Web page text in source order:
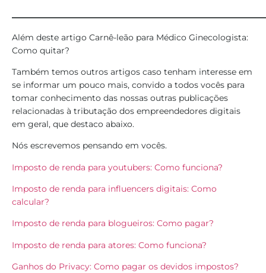
Além deste artigo Carnê-leão para Médico Ginecologista:
Como quitar?
Também temos outros artigos caso tenham interesse em
se informar um pouco mais, convido a todos vocês para
tomar conhecimento das nossas outras publicações
relacionadas à tributação dos empreendedores digitais
em geral, que destaco abaixo.
Nós escrevemos pensando em vocês.
Imposto de renda para youtubers: Como funciona?
Imposto de renda para influencers digitais: Como
calcular?
Imposto de renda para blogueiros: Como pagar?
Imposto de renda para atores: Como funciona?
Ganhos do Privacy: Como pagar os devidos impostos?